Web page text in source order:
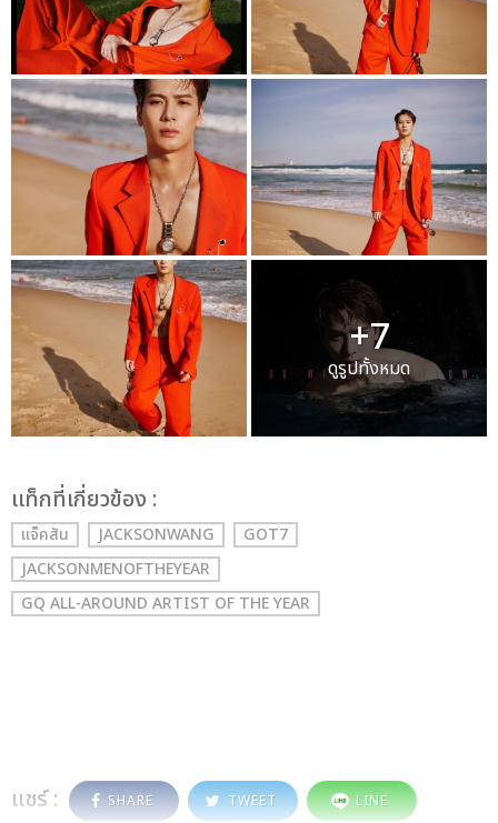
+7
ดูรูปทั้งหมด
เเท็กที่เกี่ยวข้อง :
แจ็คสัน JACKSONWANG
GOT7
JACKSONMENOFTHEYEAR
GQ ALL-AROUND ARTIST OF THE YEAR
แชร์ : SHARE TWEET LINE